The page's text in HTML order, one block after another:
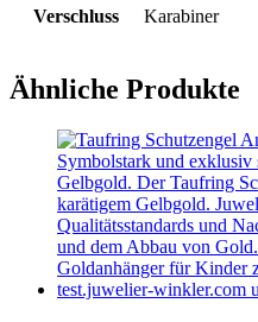
Verschluss Karabiner
Ähnliche Produkte